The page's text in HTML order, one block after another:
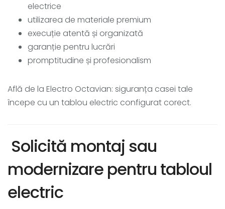
electrice
utilizarea de materiale premium
execuție atentă și organizată
garanție pentru lucrări
promptitudine și profesionalism
Află de la Electro Octavian: siguranța casei tale
începe cu un tablou electric configurat corect.
Solicită montaj sau
modernizare pentru tabloul
electric